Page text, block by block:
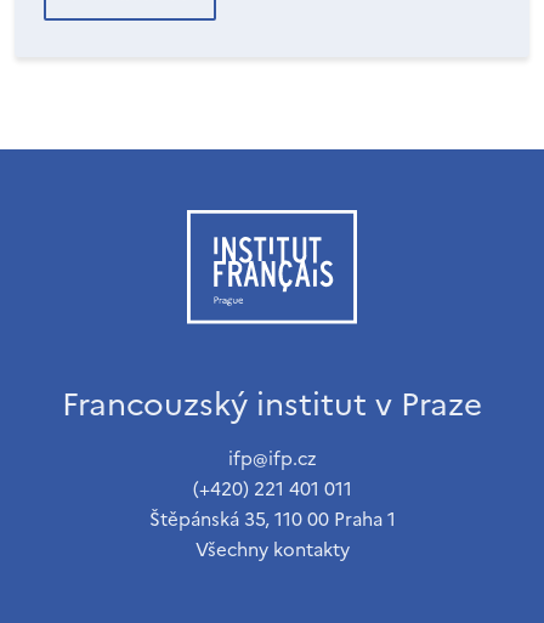
Francouzský institut v Praze
ifp@ifp.cz
(+420) 221 401 011
Štěpánská 35, 110 00 Praha 1
Všechny kontakty